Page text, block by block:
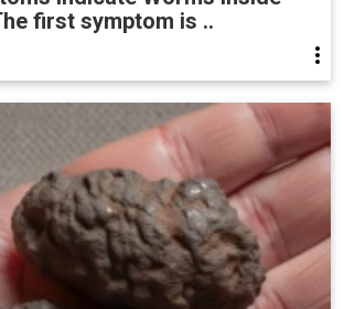
first symptom is ..